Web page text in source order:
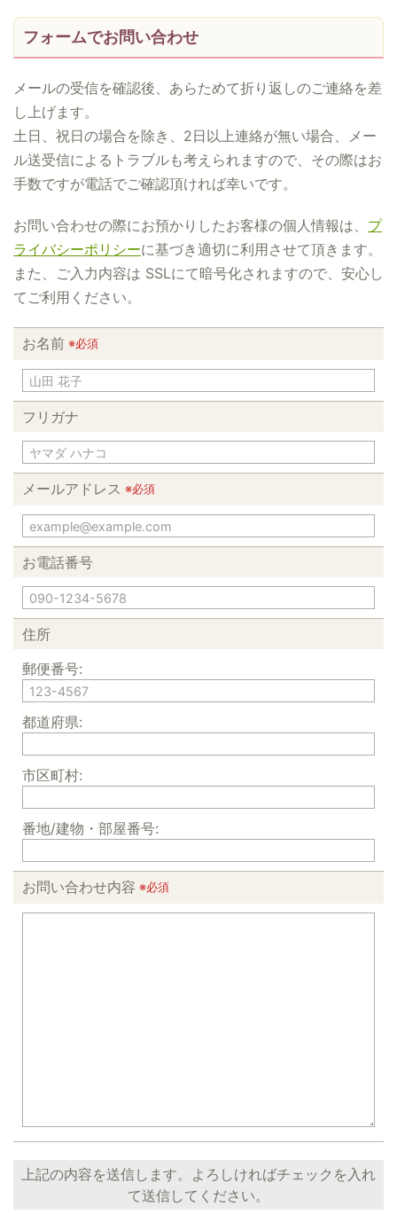
フォームでお問い合わせ
メールの受信を確認後、あらためて折り返しのご連絡を差
し上げます。
土日、祝日の場合を除き、2日以上連絡が無い場合、メー
ル送受信によるトラブルも考えられますので、その際はお
手数ですが電話でご確認頂ければ幸いです。
お問い合わせの際にお預かりしたお客様の個人情報は、 プ
ライバシーポリシーに基づき適切に利用させて頂きます。
また、ご入力内容は SSLにて暗号化されますので、安心し
てご利用ください。
お名前 ※必須
フリガナ
メールアドレス ※必須
お電話番号
住所
郵便番号:
都道府県:
市区町村:
番地/建物・部屋番号:
お問い合わせ内容 ※必須
上記の内容を送信します。よろしければチェックを入れ
て送信してください。